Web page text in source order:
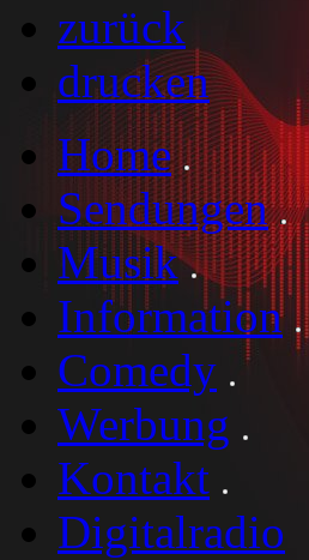
zurück
drucken
Home
Sendungen
Musik
Information
Comedy
Werbung
Kontakt
Digitalradio